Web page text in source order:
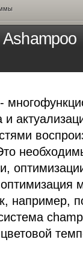
например,